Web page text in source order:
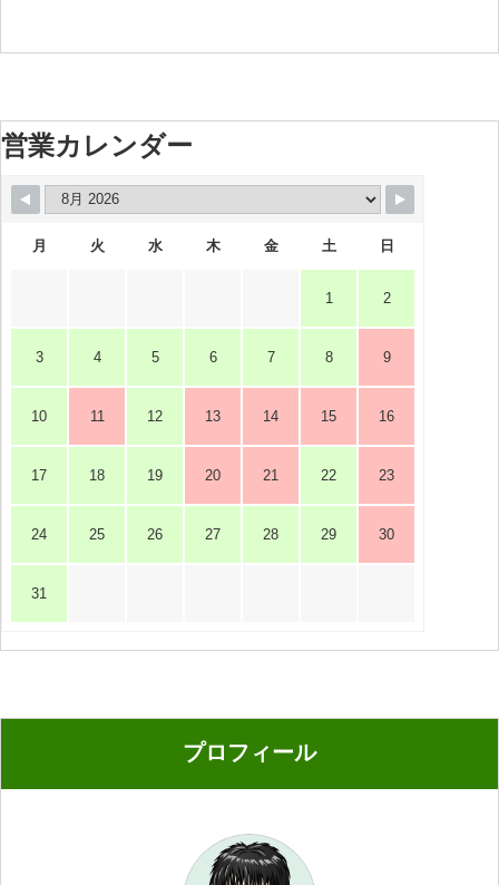
営業カレンダー
月 火 水 木 金 土 日
1 2
3 4 5 6 7 8 9
10 11 12 13 14 15 16
17 18 19 20 21 22 23
24 25 26 27 28 29 30
31
プロフィール